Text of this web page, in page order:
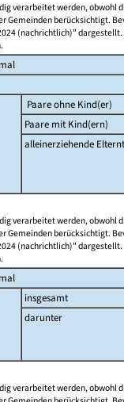
verarbeitet werden, obwohl
berücksichtigt.
(nachrichtlich)" dargestellt.
Paare ohne Kind(er)
Paare mit Kind(ern)
alleinerziehende
verarbeitet werden, obwohl
berücksichtigt.
(nachrichtlich)" dargestellt.
insgesamt
darunter
verarbeitet werden, obwohl